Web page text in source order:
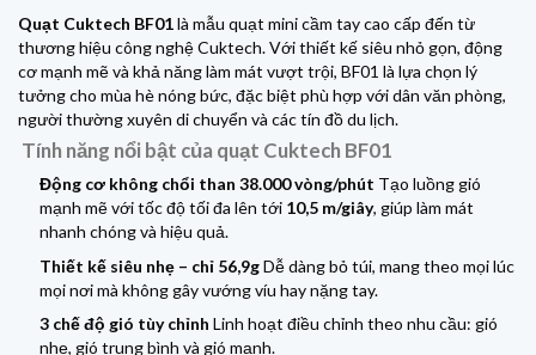
Quạt Cuktech BF01là mẫu quạt mini cầm tay cao cấp đến từ
thương hiệu công nghệ Cuktech. Với thiết kế siêu nhỏ gọn, động
cơ mạnh mẽ và khả năng làm mát vượt trội, BF01 là lựa chọn lý
tưởng cho mùa hè nóng bức, đặc biệt phù hợp với dân văn phòng,
người thường xuyên di chuyển và các tín đồ du lịch.
Tính năng nổi bật của quạt Cuktech BF01
Động cơ không chổi than 38.000 vòng/phút Tạo luồng gió
mạnh mẽ với tốc độ tối đa lên tới 10,5 m/giây, giúp làm mát
nhanh chóng và hiệu quả.
Thiết kế siêu nhẹ – chỉ 56,9gDễ dàng bỏ túi, mang theo mọi lúc
mọi nơi mà không gây vướng víu hay nặng tay.
3 chế độ gió tùy chỉnh Linh hoạt điều chỉnh theo nhu cầu: gió
nhẹ, gió trung bình và gió mạnh.